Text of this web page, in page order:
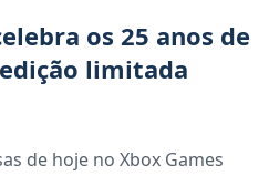
os 25 anos de
limitada
de hoje no Xbox Games